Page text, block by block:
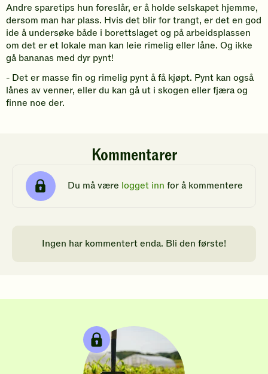
Andre sparetips hun foreslår, er å holde selskapet hjemme,
dersom man har plass. Hvis det blir for trangt, er det en god
ide å undersøke både i borettslaget og på arbeidsplassen
om det er et lokale man kan leie rimelig eller låne. Og ikke
gå bananas med dyr pynt!
- Det er masse fin og rimelig pynt å få kjøpt. Pynt kan også
lånes av venner, eller du kan gå ut i skogen eller fjæra og
finne noe der.
Kommentarer
Du må være logget inn for å kommentere
Ingen har kommentert enda. Bli den første!